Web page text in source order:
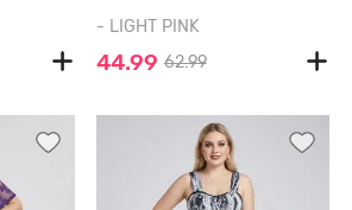
- LIGHT PINK
44.99 62.99